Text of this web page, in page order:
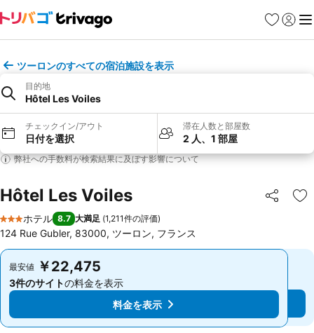
お気に入り
ログイ
メ
ツーロンのすべての宿泊施設を表示
目的地
Hôtel Les Voiles
チェックイン/アウト
日付を選択
滞在人数と部屋数
2 人、1 部屋
弊社への手数料が検索結果に及ぼす影響について
Hôtel Les Voiles シェア
お
3 ホテルのランク
ホテル 8.7 大満足 (1,211件の評価)
124 Rue Gubler, 83000, ツーロン, フランス
最安値 ￥22,475
3件のサイトの料金を表示
料金を表示
最安値 ￥22,475
3件のサイトの料金を表示
料金を表示